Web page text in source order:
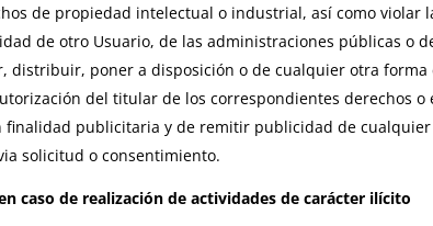
de propiedad intelectual o industrial, así como violar
de otro Usuario, de las administraciones públicas o
distribuir, poner a disposición o de cualquier otra
del titular de los correspondientes derechos
finalidad publicitaria y de remitir publicidad de
solicitud o consentimiento.
caso de realización de actividades de carácter ilícito